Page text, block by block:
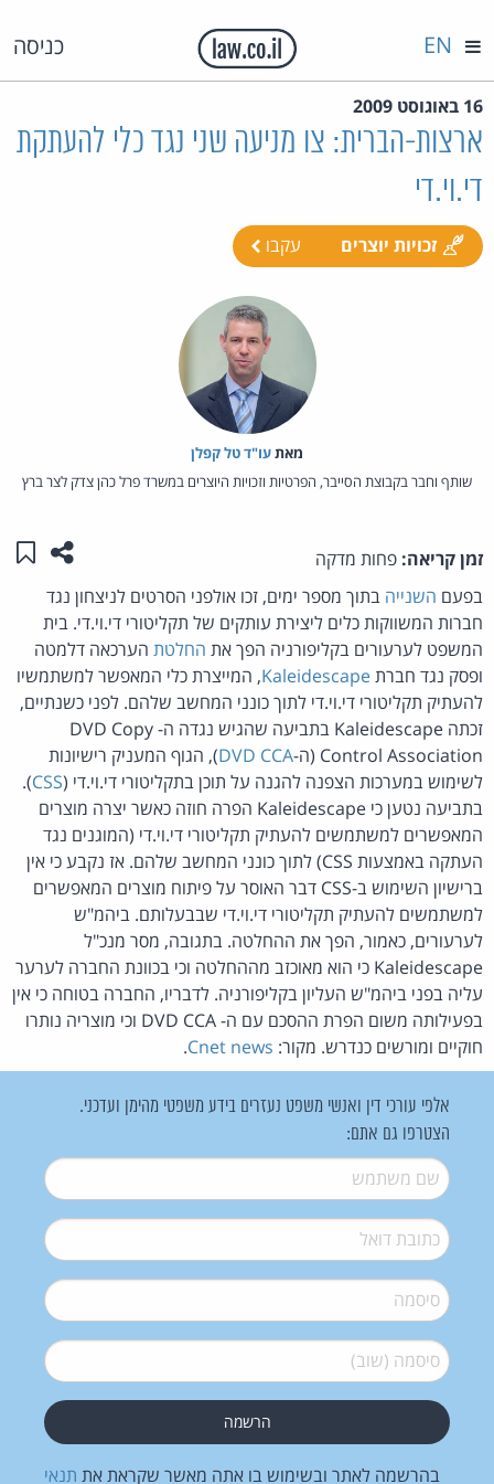
כניסה EN
16 באוגוסט 2009
ארצות-הברית: צו מניעה שני נגד כלי להעתקת
די.וי.די
זכויות יוצרים עקבו
מאת‏עו"ד טל קפלן
שותף וחבר בקבוצת הסייבר, הפרטיות וזכויות היוצרים במשרד פרל כהן צדק לצר ברץ
זמן קריאה: פחות מדקה שתפו
בפעם השנייה בתוך מספר ימים, זכו אולפני הסרטים לניצחון נגד
חברות המשווקות כלים ליצירת עותקים של תקליטורי די.וי.די. בית
המשפט לערעורים בקליפורניה הפך את החלטת הערכאה דלמטה
ופסק נגד חברתKaleidescape, המייצרת כלי המאפשר למשתמשיו
להעתיק תקליטורי די.וי.די לתוך כונני המחשב שלהם. לפני כשנתיים,
זכתה Kaleidescape בתביעה שהגיש נגדה ה- DVD Copy
Control Association (ה-
DVD CCA), הגוף המעניק רישיונות
לשימוש במערכות הצפנה להגנה על תוכן בתקליטורי די.וי.די (CSS
).
בתביעה נטען כי Kaleidescape הפרה חוזה כאשר יצרה מוצרים
המאפשרים למשתמשים להעתיק תקליטורי די.וי.די (המוגנים נגד
העתקה באמצעות CSS) לתוך כונני המחשב שלהם. אז נקבע כי אין
ברישיון השימוש ב-CSS דבר האוסר על פיתוח מוצרים המאפשרים
למשתמשים להעתיק תקליטורי די.וי.די שבבעלותם. ביהמ"ש
לערעורים, כאמור, הפך את ההחלטה. בתגובה, מסר מנכ"ל
Kaleidescape כי הוא מאוכזב מההחלטה וכי בכוונת החברה לערער
עליה בפני ביהמ"ש העליון בקליפורניה. לדבריו, החברה בטוחה כי אין
בפעילותה משום הפרת ההסכם עם ה- DVD CCA וכי מוצריה נותרו
חוקיים ומורשים כנדרש. מקור: Cnet news
.
אלפי עורכי דין ואנשי משפט נעזרים בידע משפטי מהימן ועדכני.
הצטרפו גם אתם:
שם משתמש*
דואל*
סיסמה*
סיסמה (שוב)*
בהרשמה לאתר ובשימוש בו אתה מאשר שקראת את תנאי